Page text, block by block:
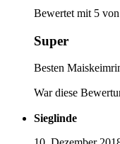
Bewertet mit 5
Super
Besten
War diese
Sieglinde